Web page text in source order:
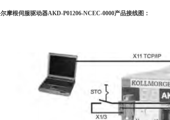
摩根伺服驱动器AKD-P01206-NCEC-0000产品接线图：